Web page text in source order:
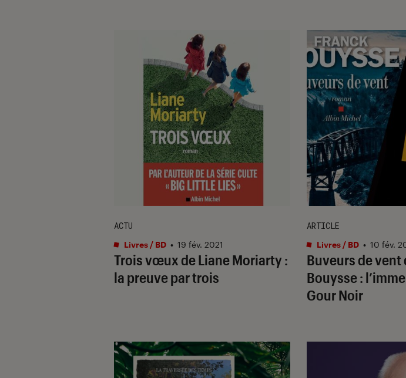
Trois vœux de Liane Moriarty :
la preuve par trois
ACTU
Livres / BD • 19 fév. 2021
Buveurs de vent
Bouysse :
Gour Noir
ARTICLE
Livres / BD • 10 fév.